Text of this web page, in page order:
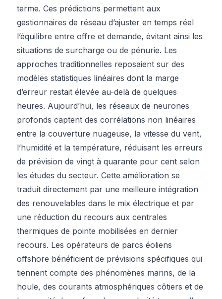
terme. Ces prédictions permettent aux
gestionnaires de réseau d’ajuster en temps réel
l’équilibre entre offre et demande, évitant ainsi les
situations de surcharge ou de pénurie. Les
approches traditionnelles reposaient sur des
modèles statistiques linéaires dont la marge
d’erreur restait élevée au-delà de quelques
heures. Aujourd’hui, les réseaux de neurones
profonds captent des corrélations non linéaires
entre la couverture nuageuse, la vitesse du vent,
l’humidité et la température, réduisant les erreurs
de prévision de vingt à quarante pour cent selon
les études du secteur. Cette amélioration se
traduit directement par une meilleure intégration
des renouvelables dans le mix électrique et par
une réduction du recours aux centrales
thermiques de pointe mobilisées en dernier
recours. Les opérateurs de parcs éoliens
offshore bénéficient de prévisions spécifiques qui
tiennent compte des phénomènes marins, de la
houle, des courants atmosphériques côtiers et de